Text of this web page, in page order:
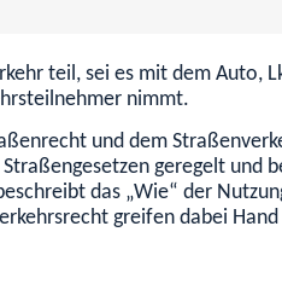
teil, sei es mit dem Auto,
nimmt.
und dem
geregelt und
das „Wie“ der
greifen dabei Hand